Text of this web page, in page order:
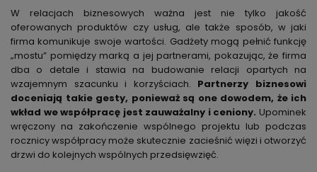
W relacjach biznesowych ważna jest nie tylko jakość
oferowanych produktów czy usług, ale także sposób, w jaki
firma komunikuje swoje wartości. Gadżety mogą pełnić funkcję
„mostu” pomiędzy marką a jej partnerami, pokazując, że firma
dba o detale i stawia na budowanie relacji opartych na
wzajemnym szacunku i korzyściach. Partnerzy biznesowi
doceniają takie gesty, ponieważ są one dowodem, że ich
wkład we współpracę jest zauważalny i ceniony. Upominek
wręczony na zakończenie wspólnego projektu lub podczas
rocznicy współpracy może skutecznie zacieśnić więzi i otworzyć
drzwi do kolejnych wspólnych przedsięwzięć.